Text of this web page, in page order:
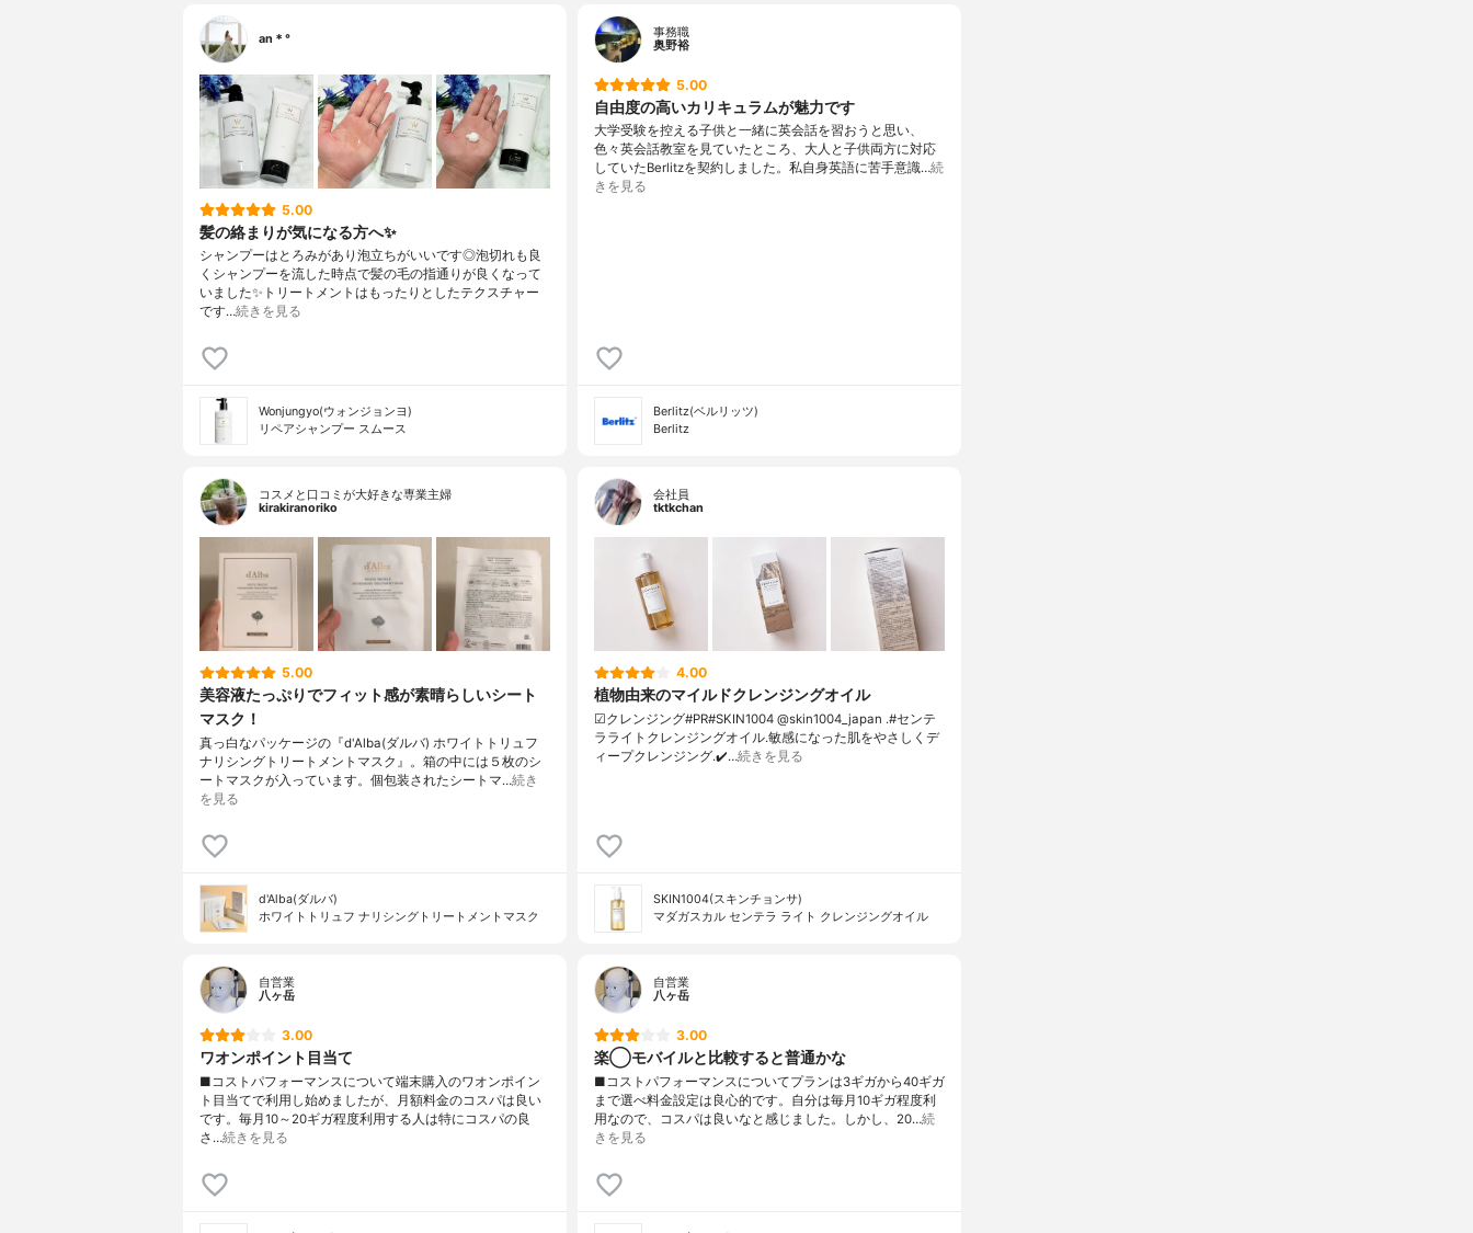
an＊°
5.00
髪の絡まりが気になる方へ✨
シャンプーはとろみがあり泡立ちがいいです◎泡切れも良
くシャンプーを流した時点で髪の毛の指通りが良くなって
いました✨トリートメントはもったりとしたテクスチャー
です…続きを見る
Wonjungyo(ウォンジョンヨ)
リペアシャンプー スムース
事務職
奥野裕
5.00
自由度の高いカリキュラムが魅力です
大学受験を控える子供と一緒に英会話を習おうと思い、
色々英会話教室を見ていたところ、大人と子供両方に対応
していたBerlitzを契約しました。私自身英語に苦手意識…続
きを見る
Berlitz(ベルリッツ)
Berlitz
コスメと口コミが大好きな専業主婦
kirakiranoriko
5.00
美容液たっぷりでフィット感が素晴らしいシート
マスク！
真っ白なパッケージの『d'Alba(ダルバ) ホワイトトリュフ
ナリシングトリートメントマスク』。箱の中には５枚のシ
ートマスクが入っています。個包装されたシートマ…続き
を見る
d'Alba(ダルバ)
ホワイトトリュフ ナリシングトリートメントマスク
会社員
tktkchan
4.00
植物由来のマイルドクレンジングオイル
☑クレンジング#PR#SKIN1004 @skin1004_japan .#センテ
ラライトクレンジングオイル.敏感になった肌をやさしくデ
ィープクレンジング.✔️…続きを見る
SKIN1004(スキンチョンサ)
マダガスカル センテラ ライト クレンジングオイル
自営業
八ヶ岳
3.00
ワオンポイント目当て
■コストパフォーマンスについて端末購入のワオンポイン
ト目当てで利用し始めましたが、月額料金のコスパは良い
です。毎月10～20ギガ程度利用する人は特にコスパの良
さ…続きを見る
自営業
八ヶ岳
3.00
楽◯モバイルと比較すると普通かな
■コストパフォーマンスについてプランは3ギガから40ギガ
まで選べ料金設定は良心的です。自分は毎月10ギガ程度利
用なので、コスパは良いなと感じました。しかし、20…続
きを見る